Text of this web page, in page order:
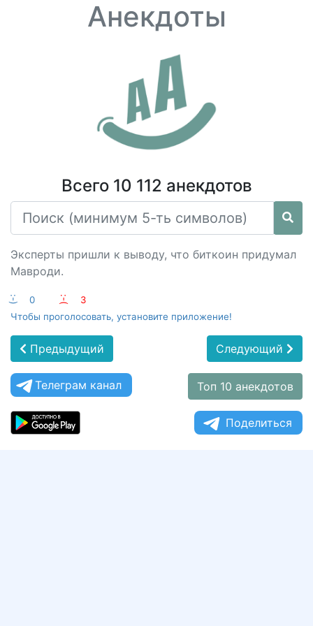
Анекдоты
Всего 10 112 анекдотов
Эксперты пришли к выводу, что биткоин придумал
Мавроди.
:-) 0 :-(
3
Чтобы проголосовать, установите приложение!
Предыдущий Следующий
Телеграм канал Топ 10 анекдотов
Поделиться